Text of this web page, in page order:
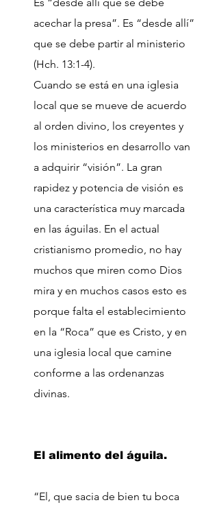
acechar la presa”. Es “desde allí”
que se debe partir al ministerio
(Hch. 13:1-4).
Cuando se está en una iglesia
local que se mueve de acuerdo
al orden divino, los creyentes y
los ministerios en desarrollo van
a adquirir “visión”. La gran
rapidez y potencia de visión es
una característica muy marcada
en las águilas. En el actual
cristianismo promedio, no hay
muchos que miren como Dios
mira y en muchos casos esto es
porque falta el establecimiento
en la “Roca” que es Cristo, y en
una iglesia local que camine
conforme a las ordenanzas
divinas.
El alimento del águila.
“El, que sacia de bien tu boca